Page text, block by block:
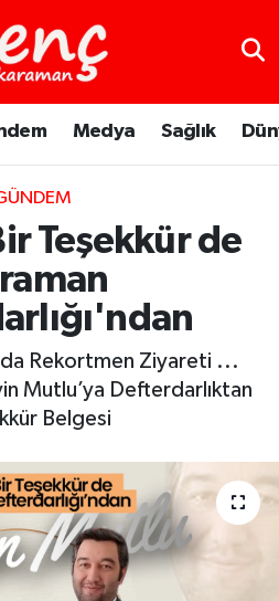
Medya Sağlık
Teşekkür de
Rekortmen Ziyareti ...
Mutlu’ya Defterdarlıktan
Belgesi